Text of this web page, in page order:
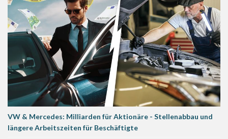
VW & Mercedes: Milliarden für Aktionäre - Stellenabbau und
längere Arbeitszeiten für Beschäftigte